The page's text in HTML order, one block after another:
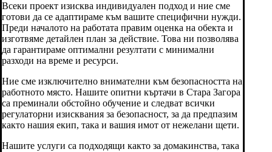
Всеки проект изисква индивидуален подход и ние сме
готови да се адаптираме към вашите специфични нужди.
Преди началото на работата правим оценка на обекта и
изготвяме детайлен план за действие. Това ни позволява
да гарантираме оптимални резултати с минимални
разходи на време и ресурси.
Ние сме изключително внимателни към безопасността на
работното място. Нашите опитни къртачи в Стара Загора
са преминали обстойно обучение и следват всички
регулаторни изисквания за безопасност, за да предпазим
както нашия екип, така и вашия имот от нежелани щети.
Нашите услуги са подходящи както за домакинства, така